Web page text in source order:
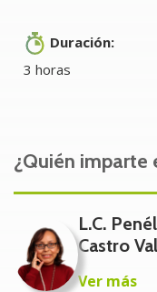
A quién va dirigido
Directores y
y diseñan políticas
asesores externos.
Beneficios del
Duración:
3 horas
¿Quién imparte
L.C.
Castro
Ver más